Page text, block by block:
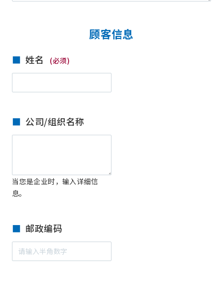
顾客信息
姓名 (必须)
公司/组织名称
当您是企业时，输入详细信
息。
邮政编码